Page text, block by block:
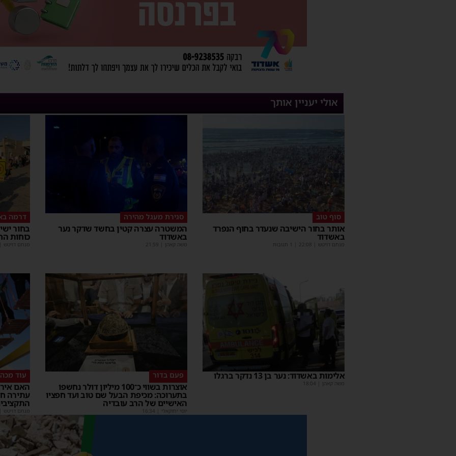
אולי יעניין אותך
סוף טוב
אותר בחור הישיבה שנעדר בחוף הנפרד
באשדוד
מנחם דויטש 22:08
סגירת מעגל מהירה
המשטרה עצרה קטין בחשד שדקר נער
באשדוד
משה קאהן 21:59
דרמה
כוחות
מנחם דויטש
אלימות באשדוד: נער בן 13 נדקר ברגלו
משה קאהן 18:04
פעם בדור
אוצרות בשווי כ־100 מיליון דולר נחשפו
בתערוכה: מכיפת הבעל שם טוב ועד חפציו
האישיים של הרב עובדיה
יוסי יחזקאלי 16:34
עוד
האם
עתירה
מנחם דויטש